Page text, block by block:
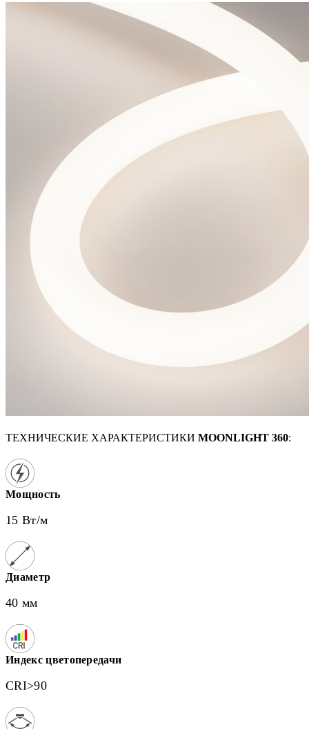
ТЕХНИЧЕСКИЕ ХАРАКТЕРИСТИКИ MOONLIGHT 360:
Мощность
15 Вт/м
Диаметр
40 мм
Индекс цветопередачи
CRI>90